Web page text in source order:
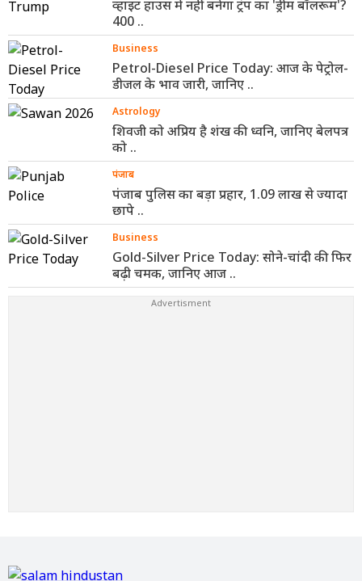
व्हाइट हाउस में नहीं बनेगा ट्रंप का 'ड्रीम बॉलरूम'?
400 ..
Business
Petrol-Diesel Price Today: आज के पेट्रोल-
डीजल के भाव जारी, जानिए ..
Astrology
शिवजी को अप्रिय है शंख की ध्वनि, जानिए बेलपत्र
को ..
पंजाब
पंजाब पुलिस का बड़ा प्रहार, 1.09 लाख से ज्यादा
छापे ..
Business
Gold-Silver Price Today: सोने-चांदी की फिर
बढ़ी चमक, जानिए आज ..